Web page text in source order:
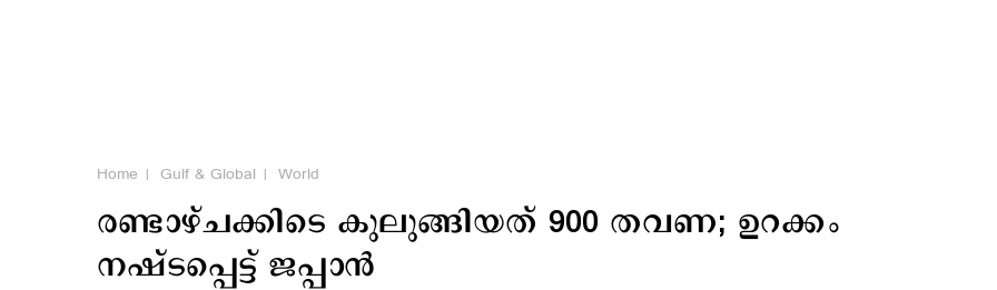
Home Gulf & Global World
രണ്ടാഴ്ചക്കിടെ കുലുങ്ങിയത് 900 തവണ; ഉറക്കം
നഷ്ടപ്പെട്ട് ജപ്പാന്‍